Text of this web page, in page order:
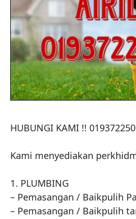
HUBUNGI KAMI !!
Kami menyediakan
1. PLUMBING
– Pemasangan / Baikpulih
– Pemasangan / Baikpulih